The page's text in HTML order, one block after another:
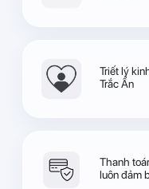
Triết lý
Trắc Ẩn
Thanh
luôn đảm